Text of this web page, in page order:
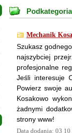
Mechanik
Szukasz
najszybciej
profesjonalne
Jeśli interesuje
Powierz swoje
Kosakowo
żadnymi
strony www!
Data dodania: 03